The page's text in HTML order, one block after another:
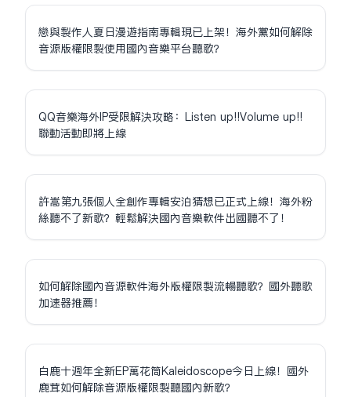
戀與製作人夏日漫遊指南專輯現已上架！海外黨如何解除
音源版權限制使用國內音樂平台聽歌？
QQ音樂海外IP受限解決攻略：Listen up!!Volume up!!
聯動活動即將上線
許嵩第九張個人全創作專輯安泊猜想已正式上線！海外粉
絲聽不了新歌？輕鬆解決國內音樂軟件出國聽不了！
如何解除國內音源軟件海外版權限制流暢聽歌？國外聽歌
加速器推薦！
白鹿十週年全新EP萬花筒Kaleidoscope今日上線！國外
鹿茸如何解除音源版權限制聽國內新歌？